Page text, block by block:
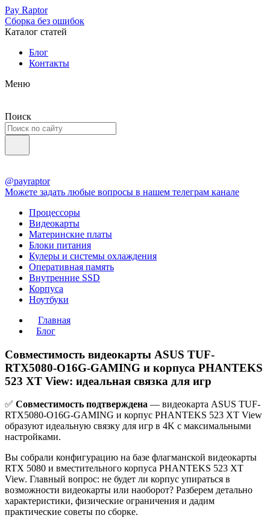
Pay Raptor
Сборка без ошибок
Каталог статей
Блог
Контакты
Меню
Поиск
@payraptor
Можете задать любые вопросы в нашем телеграм канале
Процессоры
Видеокарты
Материнские платы
Блоки питания
Кулеры и системы охлаждения
Оперативная память
Внутренние SSD
Корпуса
Ноутбуки
Главная
Блог
Совместимость видеокарты ASUS TUF-
RTX5080-O16G-GAMING и корпуса PHANTEKS
523 XT View: идеальная связка для игр
✅ Совместимость подтверждена — видеокарта ASUS TUF-
RTX5080-O16G-GAMING и корпус PHANTEKS 523 XT View
образуют идеальную связку для игр в 4K с максимальными
настройками.
Вы собрали конфигурацию на базе флагманской видеокарты
RTX 5080 и вместительного корпуса PHANTEKS 523 XT
View. Главный вопрос: не будет ли корпус упираться в
возможности видеокарты или наоборот? Разберем детально
характеристики, физические ограничения и дадим
практические советы по сборке.